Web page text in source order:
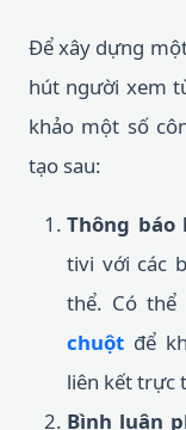
Để xây dựng
hút người xem
khảo một số
tạo sau:
Thông báo
tivi với các
thể. Có
chuột để
liên kết trực
Bình luận